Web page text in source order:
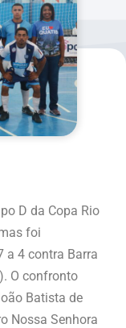
D da Copa Rio
foi
a 4 contra Barra
O confronto
Batista de
Nossa Senhora